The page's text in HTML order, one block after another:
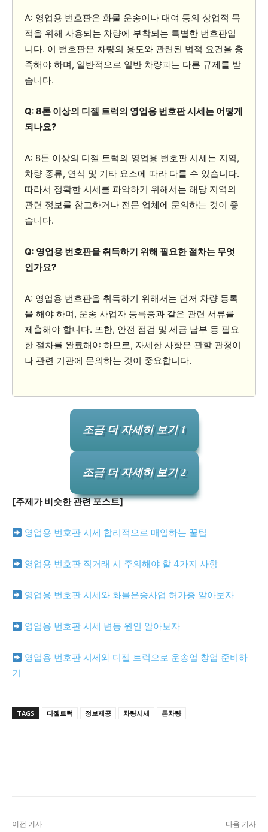
A: 영업용 번호판은 화물 운송이나 대여 등의 상업적 목
적을 위해 사용되는 차량에 부착되는 특별한 번호판입
니다. 이 번호판은 차량의 용도와 관련된 법적 요건을 충
족해야 하며, 일반적으로 일반 차량과는 다른 규제를 받
습니다.
Q: 8톤 이상의 디젤 트럭의 영업용 번호판 시세는 어떻게
되나요?
A: 8톤 이상의 디젤 트럭의 영업용 번호판 시세는 지역,
차량 종류, 연식 및 기타 요소에 따라 다를 수 있습니다.
따라서 정확한 시세를 파악하기 위해서는 해당 지역의
관련 정보를 참고하거나 전문 업체에 문의하는 것이 좋
습니다.
Q: 영업용 번호판을 취득하기 위해 필요한 절차는 무엇
인가요?
A: 영업용 번호판을 취득하기 위해서는 먼저 차량 등록
을 해야 하며, 운송 사업자 등록증과 같은 관련 서류를
제출해야 합니다. 또한, 안전 점검 및 세금 납부 등 필요
한 절차를 완료해야 하므로, 자세한 사항은 관할 관청이
나 관련 기관에 문의하는 것이 중요합니다.
조금 더 자세히 보기 1
조금 더 자세히 보기 2
[주제가 비슷한 관련 포스트]
영업용 번호판 시세 합리적으로 매입하는 꿀팁
영업용 번호판 직거래 시 주의해야 할 4가지 사항
영업용 번호판 시세와 화물운송사업 허가증 알아보자
영업용 번호판 시세 변동 원인 알아보자
영업용 번호판 시세와 디젤 트럭으로 운송업 창업 준비하
기
TAGS 디젤트럭 정보제공 차량시세 톤차량
이전 기사 다음 기사